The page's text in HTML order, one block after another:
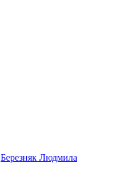
Березняк Людмила